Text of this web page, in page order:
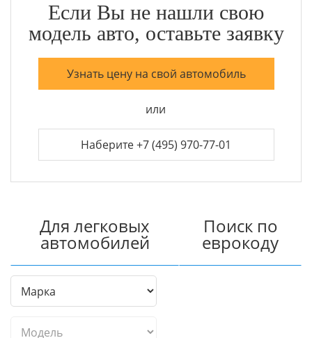
Если Вы не нашли свою
модель авто, оставьте заявку
Узнать цену на свой автомобиль
или
Наберите +7 (495) 970-77-01
Для легковых
автомобилей
Поиск по
еврокоду